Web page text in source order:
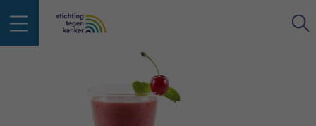
IN DE STRIJD TEGEN KANKER STA